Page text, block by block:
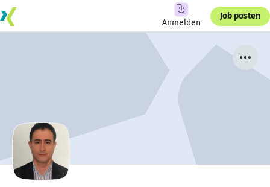
Anmelden
Job posten